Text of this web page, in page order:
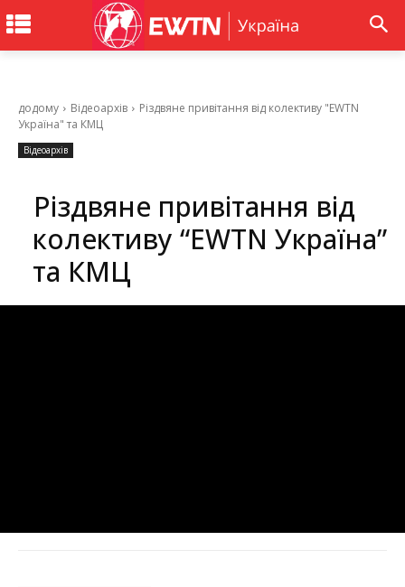
додому Відеоархів
Різдвяне привітання від колективу "EWTN
Україна" та КМЦ
Відеоархів
Різдвяне привітання від
колективу “EWTN Україна”
та КМЦ